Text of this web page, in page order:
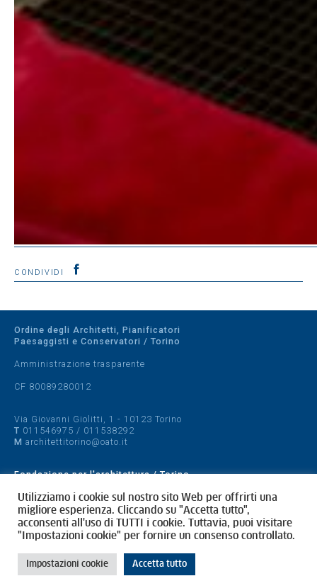
CONDIVIDI
Ordine degli Architetti, Pianificatori
Paesaggisti e Conservatori / Torino
Amministrazione trasparente
CF 80089280012
Via Giovanni Giolitti, 1 - 10123 Torino
T 011546975 / 011538292
M architettitorino@oato.it
Fondazione per l'architettura / Torino
Designed by quattrolinee.it
Cookie Policy
Privacy Policy
Utilizziamo i cookie sul nostro sito Web per offrirti una
migliore esperienza. Cliccando su "Accetta tutto",
acconsenti all'uso di TUTTI i cookie. Tuttavia, puoi visitare
"Impostazioni cookie" per fornire un consenso controllato.
Impostazioni cookie Accetta tutto